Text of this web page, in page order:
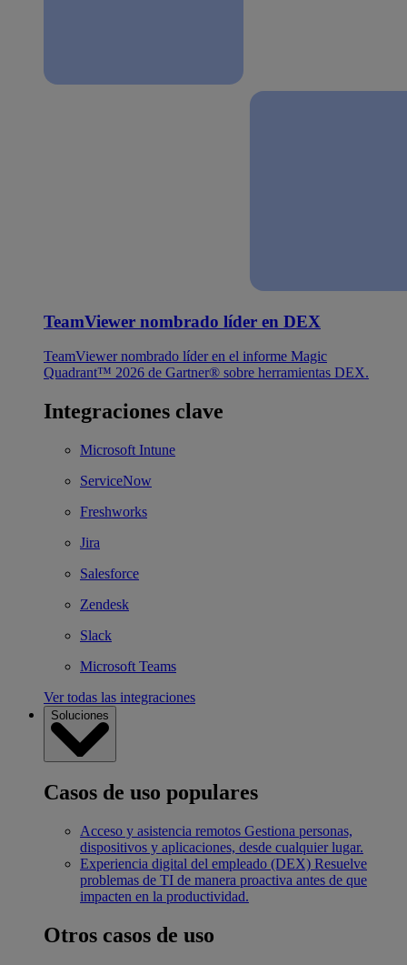
TeamViewer nombrado líder en DEX
TeamViewer nombrado líder en el informe Magic
Quadrant™ 2026 de Gartner® sobre herramientas DEX.
Integraciones clave
Microsoft Intune
ServiceNow
Freshworks
Jira
Salesforce
Zendesk
Slack
Microsoft Teams
Ver todas las integraciones
Soluciones
Casos de uso populares
Acceso y asistencia remotos Gestiona personas,
dispositivos y aplicaciones, desde cualquier lugar.
Experiencia digital del empleado (DEX) Resuelve
problemas de TI de manera proactiva antes de que
impacten en la productividad.
Otros casos de uso